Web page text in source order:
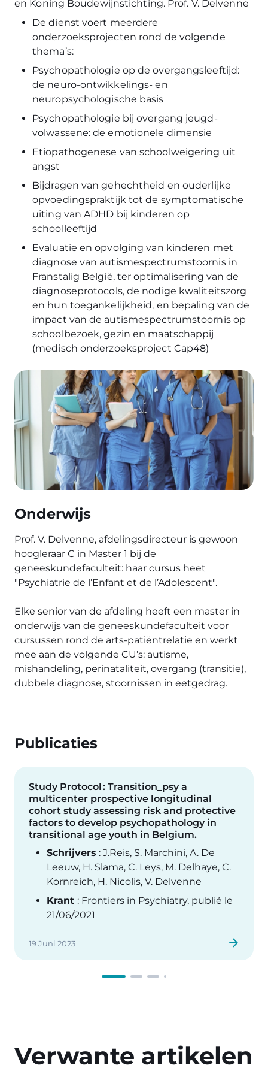
en Koning Boudewijnstichting. Prof. V. Delvenne
De dienst voert meerdere
onderzoeksprojecten rond de volgende
thema’s:
Psychopathologie op de overgangsleeftijd:
de neuro-ontwikkelings- en
neuropsychologische basis
Psychopathologie bij overgang jeugd-
volwassene: de emotionele dimensie
Etiopathogenese van schoolweigering uit
angst
Bijdragen van gehechtheid en ouderlijke
opvoedingspraktijk tot de symptomatische
uiting van ADHD bij kinderen op
schoolleeftijd
Evaluatie en opvolging van kinderen met
diagnose van autismespectrumstoornis in
Franstalig België, ter optimalisering van de
diagnoseprotocols, de nodige kwaliteitszorg
en hun toegankelijkheid, en bepaling van de
impact van de autismespectrumstoornis op
schoolbezoek, gezin en maatschappij
(medisch onderzoeksproject Cap48)
Image
Onderwijs
Prof. V. Delvenne, afdelingsdirecteur is gewoon
hoogleraar C in Master 1 bij de
geneeskundefaculteit: haar cursus heet
"Psychiatrie de l’Enfant et de l’Adolescent".
Elke senior van de afdeling heeft een master in
onderwijs van de geneeskundefaculteit voor
cursussen rond de arts-patiëntrelatie en werkt
mee aan de volgende CU’s: autisme,
mishandeling, perinataliteit, overgang (transitie),
dubbele diagnose, stoornissen in eetgedrag.
Publicaties
Study Protocol : Transition_psy a
multicenter prospective longitudinal
cohort study assessing risk and protective
factors to develop psychopathology in
transitional age youth in Belgium.
Schrijvers : J.Reis, S. Marchini, A. De
Leeuw, H. Slama, C. Leys, M. Delhaye, C.
Kornreich, H. Nicolis, V. Delvenne
Krant : Frontiers in Psychiatry, publié le
21/06/2021
19 Juni 2023
Verwante artikelen